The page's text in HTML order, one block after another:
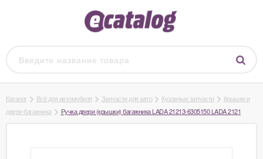
Каталог Всё для автомобиля Запчасти для авто Кузовные запчасти
Крышки и
двери багажника
Ручка двери (крышки) багажника LADA 21213-6305150 LADA 2121